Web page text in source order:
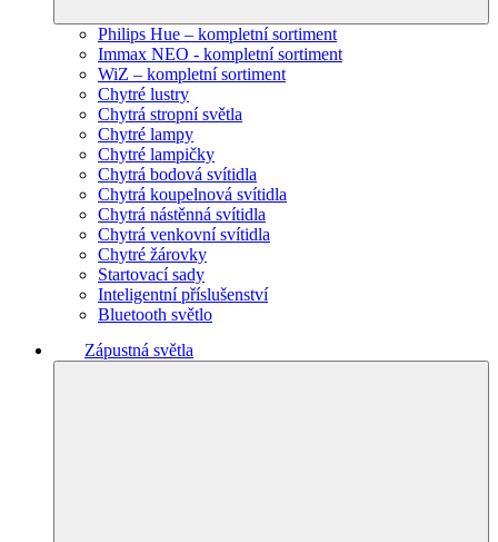
Philips Hue – kompletní sortiment
Immax NEO - kompletní sortiment
WiZ – kompletní sortiment
Chytré lustry
Chytrá stropní světla
Chytré lampy
Chytré lampičky
Chytrá bodová svítidla
Chytrá koupelnová svítidla
Chytrá nástěnná svítidla
Chytrá venkovní svítidla
Chytré žárovky
Startovací sady
Inteligentní příslušenství
Bluetooth světlo
Zápustná světla